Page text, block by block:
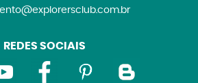
REDES SOCIAIS